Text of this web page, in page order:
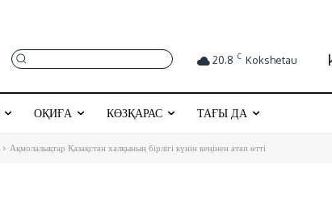
20.8 C Kokshetau
ОҚИҒА КӨЗҚАРАС ТАҒЫ ДА
Ақмолалықтар Қазақстан халқының бірлігі күнін кеңінен атап өтті